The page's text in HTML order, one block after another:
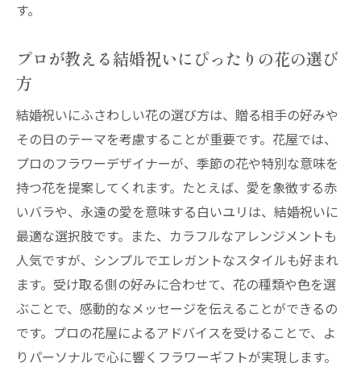
結婚祝いに最適なフラワーギフトの種類と
花屋の知識で選ぶ結婚祝いのフラワーギフ
ト
結婚祝いにふさわしい特別なフラワーギフ
トの選び方
花屋のプロが教える結婚祝いサプライズの秘訣
プロ直伝の結婚祝いサプライズの成功法
結婚祝いにおけるサプライズ演出のポイン
ト
花屋のプロが教える感動的なサプライズの
コツ
す。
プロが教える結婚祝いにぴったりの花の選び
方
結婚祝いにふさわしい花の選び方は、贈る相手の好みや
その日のテーマを考慮することが重要です。花屋では、
プロのフラワーデザイナーが、季節の花や特別な意味を
持つ花を提案してくれます。たとえば、愛を象徴する赤
いバラや、永遠の愛を意味する白いユリは、結婚祝いに
最適な選択肢です。また、カラフルなアレンジメントも
人気ですが、シンプルでエレガントなスタイルも好まれ
ます。受け取る側の好みに合わせて、花の種類や色を選
ぶことで、感動的なメッセージを伝えることができるの
です。プロの花屋によるアドバイスを受けることで、よ
りパーソナルで心に響くフラワーギフトが実現します。